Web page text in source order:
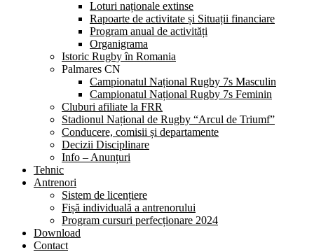
Loturi naționale extinse
Rapoarte de activitate și Situații financiare
Program anual de activități
Organigrama
Istoric Rugby în Romania
Palmares CN
Campionatul Național Rugby 7s Masculin
Campionatul Național Rugby 7s Feminin
Cluburi afiliate la FRR
Stadionul Național de Rugby “Arcul de Triumf”
Conducere, comisii și departamente
Decizii Disciplinare
Info – Anunțuri
Tehnic
Antrenori
Sistem de licențiere
Fișă individuală a antrenorului
Program cursuri perfecționare 2024
Download
Contact